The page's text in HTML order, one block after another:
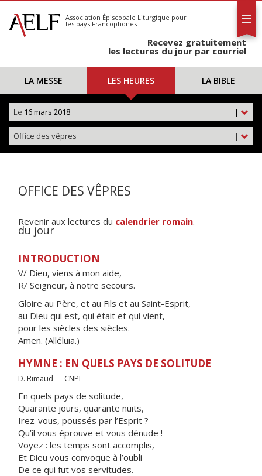
S'abonner
Calendrier
Association Épiscopale Liturgique pour
les pays Francophones
Recevez gratuitement
les lectures du jour par courriel
LA MESSE LES HEURES LA BIBLE
|
Le 16 mars 2018
|
Office des vêpres
OFFICE DES VÊPRES
Revenir aux lectures du calendrier romain.
du jour
INTRODUCTION
V/ Dieu, viens à mon aide,
R/ Seigneur, à notre secours.
Gloire au Père, et au Fils et au Saint-Esprit,
au Dieu qui est, qui était et qui vient,
pour les siècles des siècles.
Amen. (Alléluia.)
HYMNE : EN QUELS PAYS DE SOLITUDE
D. Rimaud — CNPL
En quels pays de solitude,
Quarante jours, quarante nuits,
Irez-vous, poussés par l’Esprit ?
Qu’il vous éprouve et vous dénude !
Voyez : les temps sont accomplis,
Et Dieu vous convoque à l’oubli
De ce qui fut vos servitudes.